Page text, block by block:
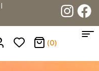
(0)